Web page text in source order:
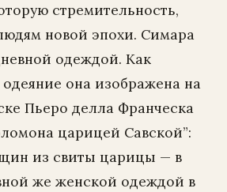
стремительность,
новой эпохи. Симара
одеждой. Как
она изображена на
Пьеро делла Франческа
царицей Савской”:
из свиты царицы — в
же женской одеждой в